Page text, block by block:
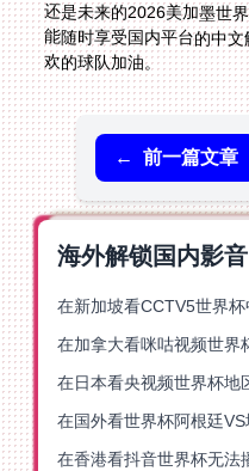
还是未来的2026美加墨世
欢的球队加油。
← 前一篇文章
海外解锁国内影音